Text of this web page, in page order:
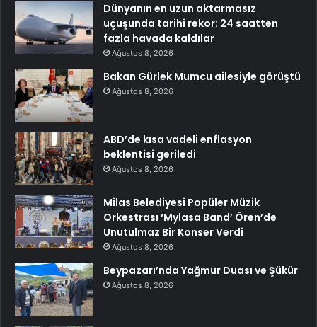
Dünyanın en uzun aktarmasız
uçuşunda tarihi rekor: 24 saatten
fazla havada kaldılar
Ağustos 8, 2026
Bakan Gürlek Mumcu ailesiyle görüştü
Ağustos 8, 2026
ABD’de kısa vadeli enflasyon
beklentisi geriledi
Ağustos 8, 2026
Milas Belediyesi Popüler Müzik
Orkestrası ‘Mylasa Band’ Ören’de
Unutulmaz Bir Konser Verdi
Ağustos 8, 2026
Beypazarı’nda Yağmur Duası ve Şükür
Ağustos 8, 2026